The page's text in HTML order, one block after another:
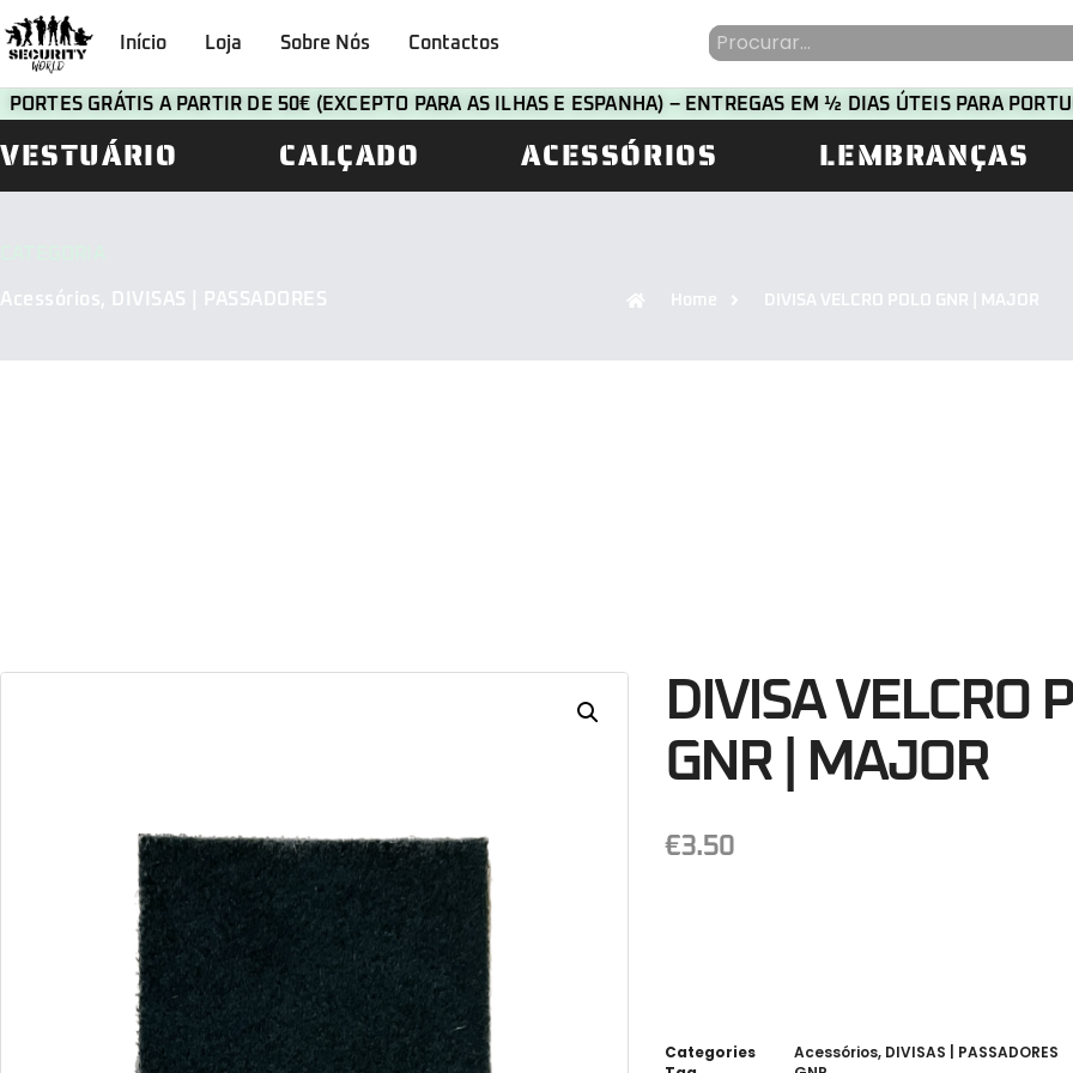
Início Loja Sobre Nós Contactos
PORTES GRÁTIS A PARTIR DE 50€ (EXCEPTO PARA AS ILHAS E ESPANHA) – ENTREGAS EM ½ DIAS ÚTEIS PARA
VESTUÁRIO CALÇADO ACESSÓRIOS LEMBRANÇAS
Acessórios, DIVISAS | PASSADORES Home DIVISA VELCRO POLO GNR | MAJOR
DIVISA VELCRO
GNR | MAJOR
€3.50
Categories Acessórios, DIVISAS | PASSADORES